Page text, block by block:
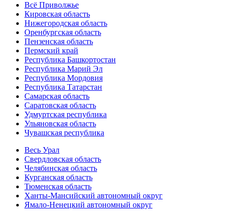
Всё Приволжье
Кировская область
Нижегородская область
Оренбургская область
Пензенская область
Пермский край
Республика Башкортостан
Республика Марий Эл
Республика Мордовия
Республика Татарстан
Самарская область
Саратовская область
Удмуртская республика
Ульяновская область
Чувашская республика
Весь Урал
Свердловская область
Челябинская область
Курганская область
Тюменская область
Ханты-Мансийский автономный округ
Ямало-Ненецкий автономный округ